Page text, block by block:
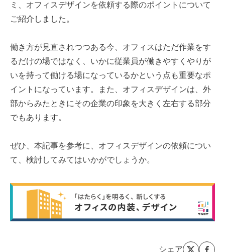
ミ、オフィスデザインを依頼する際のポイントについて
ご紹介しました。
働き方が見直されつつある今、オフィスはただ作業をす
るだけの場ではなく、いかに従業員が働きやすくやりが
いを持って働ける場になっているかという点も重要なポ
イントになっています。また、オフィスデザインは、外
部からみたときにその企業の印象を大きく左右する部分
でもあります。
ぜひ、本記事を参考に、オフィスデザインの依頼につい
て、検討してみてはいかがでしょうか。
シェア